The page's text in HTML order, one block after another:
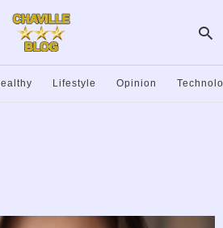
Lifestyle Opinion